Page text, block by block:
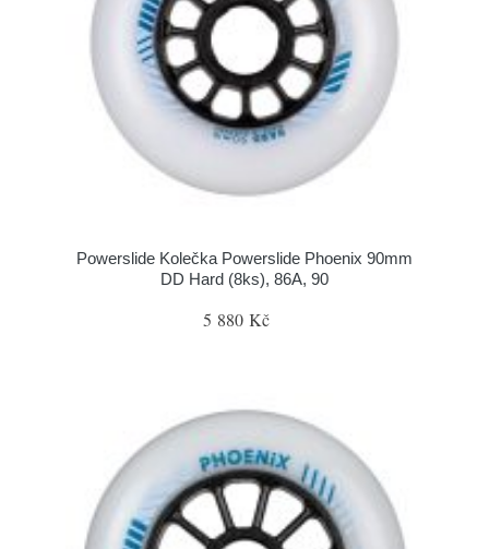
Powerslide Kolečka Powerslide Phoenix 90mm
DD Hard (8ks), 86A, 90
5 880 Kč